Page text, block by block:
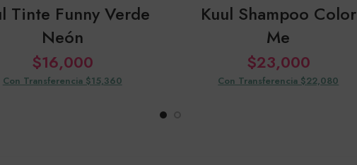
Tinte Funny Verde
Neón
$16,000
Con Transferencia $15,360
Kuul Shampoo Color
Me
$23,000
Con Transferencia $22,080